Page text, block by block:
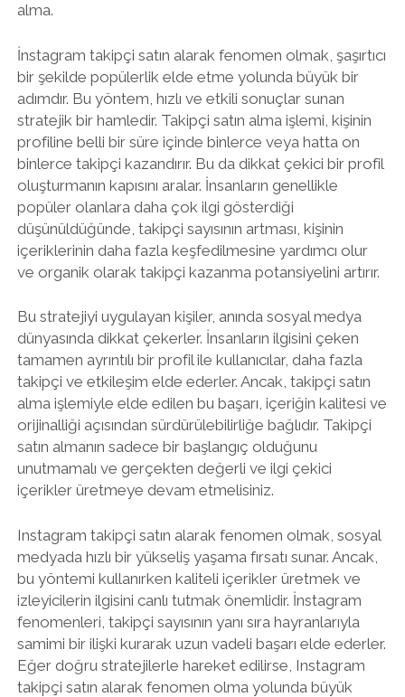
alma.
İnstagram takipçi satın alarak fenomen olmak, şaşırtıcı
bir şekilde popülerlik elde etme yolunda büyük bir
adımdır. Bu yöntem, hızlı ve etkili sonuçlar sunan
stratejik bir hamledir. Takipçi satın alma işlemi, kişinin
profiline belli bir süre içinde binlerce veya hatta on
binlerce takipçi kazandırır. Bu da dikkat çekici bir profil
oluşturmanın kapısını aralar. İnsanların genellikle
popüler olanlara daha çok ilgi gösterdiği
düşünüldüğünde, takipçi sayısının artması, kişinin
içeriklerinin daha fazla keşfedilmesine yardımcı olur
ve organik olarak takipçi kazanma potansiyelini artırır.
Bu stratejiyi uygulayan kişiler, anında sosyal medya
dünyasında dikkat çekerler. İnsanların ilgisini çeken
tamamen ayrıntılı bir profil ile kullanıcılar, daha fazla
takipçi ve etkileşim elde ederler. Ancak, takipçi satın
alma işlemiyle elde edilen bu başarı, içeriğin kalitesi ve
orijinalliği açısından sürdürülebilirliğe bağlıdır. Takipçi
satın almanın sadece bir başlangıç olduğunu
unutmamalı ve gerçekten değerli ve ilgi çekici
içerikler üretmeye devam etmelisiniz.
Instagram takipçi satın alarak fenomen olmak, sosyal
medyada hızlı bir yükseliş yaşama fırsatı sunar. Ancak,
bu yöntemi kullanırken kaliteli içerikler üretmek ve
izleyicilerin ilgisini canlı tutmak önemlidir. İnstagram
fenomenleri, takipçi sayısının yanı sıra hayranlarıyla
samimi bir ilişki kurarak uzun vadeli başarı elde ederler.
Eğer doğru stratejilerle hareket edilirse, Instagram
takipçi satın alarak fenomen olma yolunda büyük